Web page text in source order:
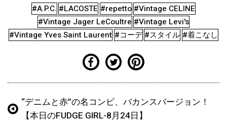
#A.P.C. #LACOSTE #repetto #Vintage CELINE
#Vintage Jager LeCoultre #Vintage Levi's
#Vintage Yves Saint Laurent #コーデ #スタイル #着こなし
“デニムと赤”の名コンビ、バカンスバージョン！
【本日のFUDGE GIRL-8月24日】